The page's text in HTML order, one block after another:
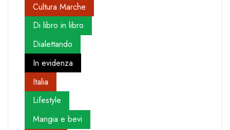
Cultura Marche
Di libro in libro
Dialettando
In evidenza
Italia
Lifestyle
Mangia e bevi